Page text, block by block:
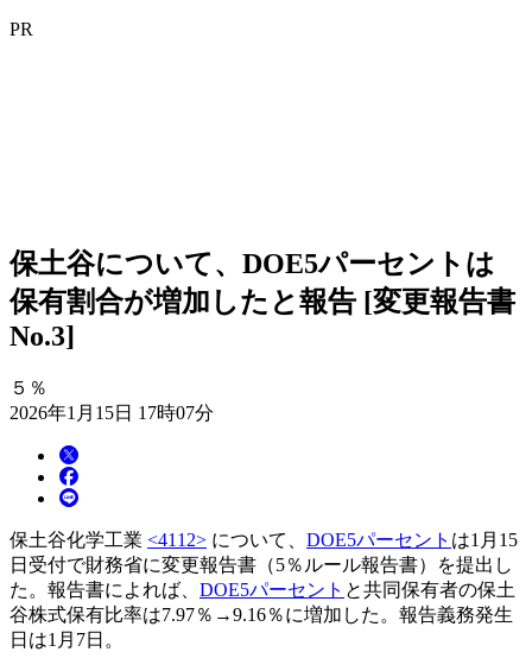
PR
保土谷について、DOE5パーセントは
保有割合が増加したと報告 [変更報告書
No.3]
５％
2026年1月15日 17時07分
保土谷化学工業 <4112> について、 DOE5パーセント は1月15
日受付で財務省に変更報告書（5％ルール報告書）を提出し
た。報告書によれば、 DOE5パーセント と共同保有者の保土
谷株式保有比率は7.97％→9.16％に増加した。報告義務発生
日は1月7日。